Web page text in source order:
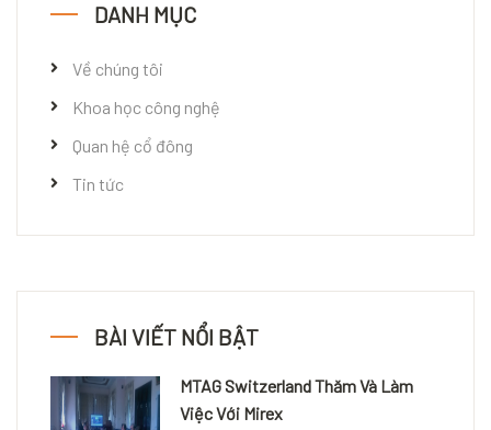
DANH MỤC
Về chúng tôi
Khoa học công nghệ
Quan hệ cổ đông
Tin tức
BÀI VIẾT NỔI BẬT
MTAG Switzerland Thăm Và Làm
Việc Với Mirex